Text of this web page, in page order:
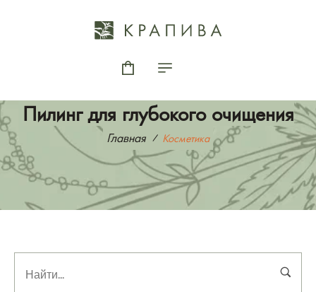
Пилинг для глубокого очищения
Главная Косметика